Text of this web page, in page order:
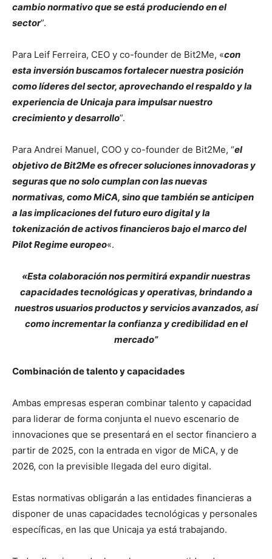
cambio normativo que se está produciendo en el
sector”.
Para Leif Ferreira, CEO y co-founder de Bit2Me, «con
esta inversión buscamos fortalecer nuestra posición
como líderes del sector, aprovechando el respaldo y la
experiencia de Unicaja para impulsar nuestro
crecimiento y desarrollo”.
Para Andrei Manuel, COO y co-founder de Bit2Me, “el
objetivo de Bit2Me es ofrecer soluciones innovadoras y
seguras que no solo cumplan con las nuevas
normativas, como MiCA, sino que también se anticipen
a las implicaciones del futuro euro digital y la
tokenización de activos financieros bajo el marco del
Pilot Regime europeo«.
«Esta colaboración nos permitirá expandir nuestras
capacidades tecnológicas y operativas, brindando a
nuestros usuarios productos y servicios avanzados, así
como incrementar la confianza y credibilidad en el
mercado”
Combinación de talento y capacidades
Ambas empresas esperan combinar talento y capacidad
para liderar de forma conjunta el nuevo escenario de
innovaciones que se presentará en el sector financiero a
partir de 2025, con la entrada en vigor de MiCA, y de
2026, con la previsible llegada del euro digital.
Estas normativas obligarán a las entidades financieras a
disponer de unas capacidades tecnológicas y personales
específicas, en las que Unicaja ya está trabajando.